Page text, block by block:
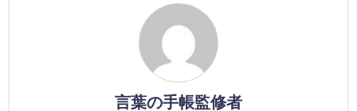
言葉の手帳監修者